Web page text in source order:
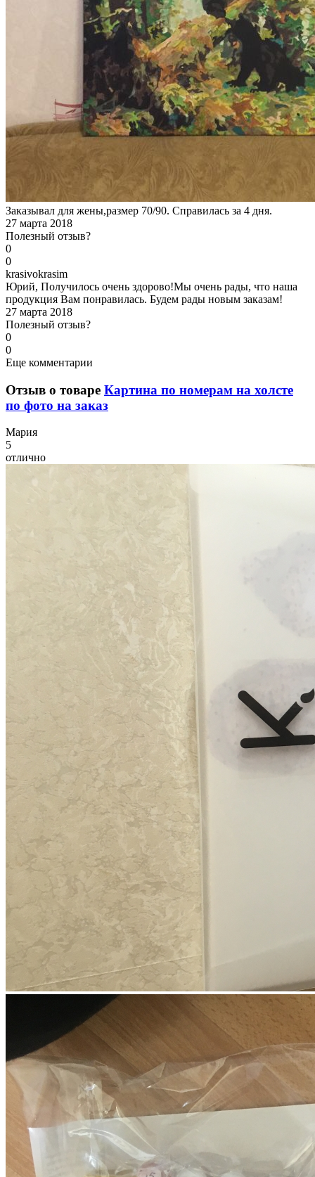
Заказывал для жены,размер 70/90. Справилась за 4 дня.
27 марта 2018
Полезный отзыв?
0
0
krasivokrasim
Юрий, Получилось очень здорово!Мы очень рады, что наша
продукция Вам понравилась. Будем рады новым заказам!
27 марта 2018
Полезный отзыв?
0
0
Еще комментарии
Отзыв о товаре Картина по номерам на холсте
по фото на заказ
Мария
5
отлично